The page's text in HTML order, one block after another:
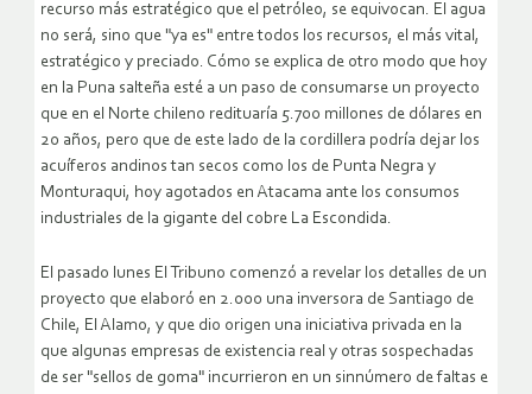
recurso más estratégico que el petróleo, se equivocan. El agua
no será, sino que "ya es" entre todos los recursos, el más vital,
estratégico y preciado. Cómo se explica de otro modo que hoy
en la Puna salteña esté a un paso de consumarse un proyecto
que en el Norte chileno redituaría 5.700 millones de dólares en
20 años, pero que de este lado de la cordillera podría dejar los
acuíferos andinos tan secos como los de Punta Negra y
Monturaqui, hoy agotados en Atacama ante los consumos
industriales de la gigante del cobre La Escondida.
El pasado lunes El Tribuno comenzó a revelar los detalles de un
proyecto que elaboró en 2.000 una inversora de Santiago de
Chile, El Alamo, y que dio origen una iniciativa privada en la
que algunas empresas de existencia real y otras sospechadas
de ser "sellos de goma" incurrieron en un sinnúmero de faltas e